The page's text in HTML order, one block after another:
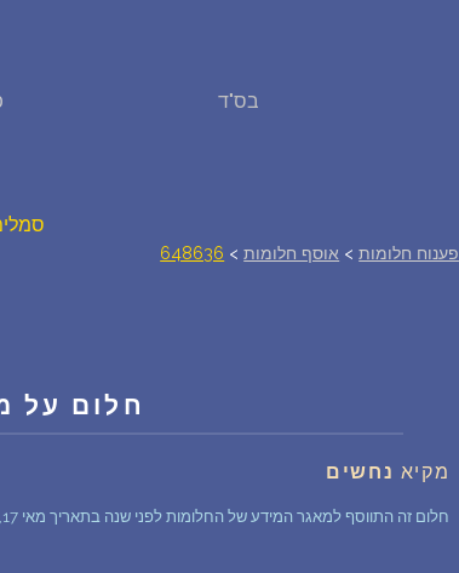
בס"ד
פענוח חלומות > אוסף חלומות >
648636
חלום על
מקיא נחשים
חלום זה התווסף למאגר המידע של החלומות לפני שנה בתאריך מאי 17, 2025